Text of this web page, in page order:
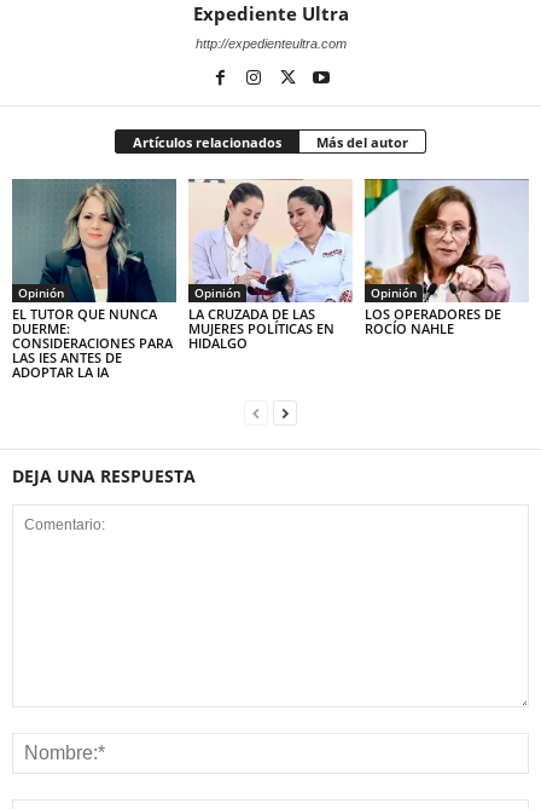
Expediente Ultra
http://expedienteultra.com
Artículos relacionados Más del autor
Opinión
EL TUTOR QUE NUNCA
DUERME:
CONSIDERACIONES PARA
LAS IES ANTES DE
ADOPTAR LA IA
Opinión
LA CRUZADA DE LAS
MUJERES POLÍTICAS EN
HIDALGO
Opinión
LOS OPERADORES DE
ROCÍO NAHLE
DEJA UNA RESPUESTA